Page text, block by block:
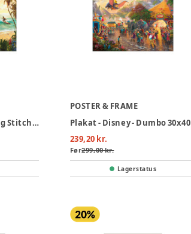
Plakat - Disney - Lilo og Stitch 30x40
POSTER & FRAME
Plakat - Disney - Dumbo 30x40
239,20 kr.
Før299,00 kr.
Lagerstatus